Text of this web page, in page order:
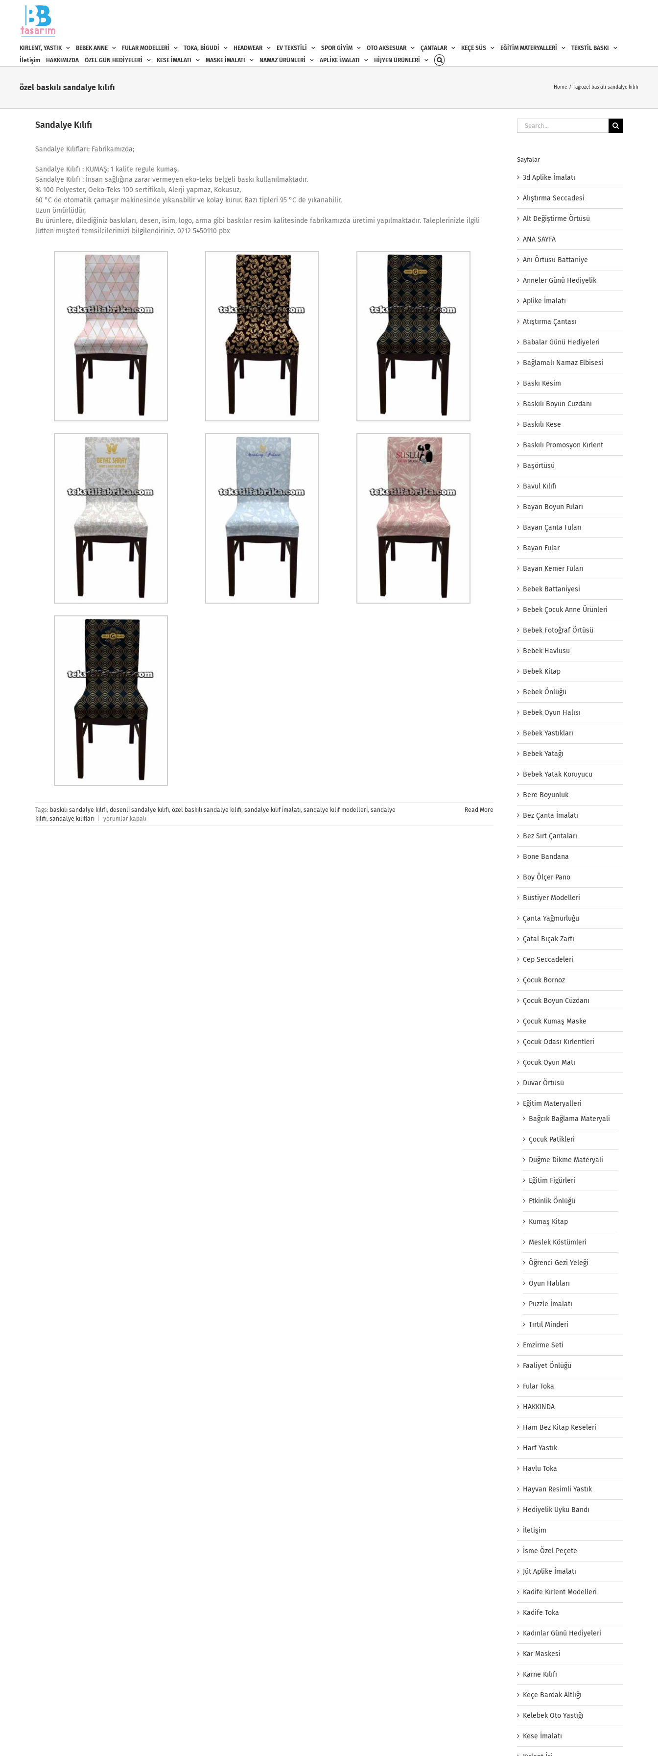
content
KIRLENT, YASTIK BEBEK ANNE FULAR MODELLERİ TOKA, BİGUDİ HEADWEAR EV TEKSTİLİ SPOR GİYİM OTO AKSESUAR ÇANTALAR KEÇE SÜS EĞİTİM MATERYALLERİ
TEKSTİL BASKI
İletişim
HAKKIMIZDA ÖZEL GÜN HEDİYELERİ KESE İMALATI MASKE İMALATI NAMAZ ÜRÜNLERİ APLİKE İMALATI HİJYEN ÜRÜNLERİ
özel baskılı sandalye kılıfı Home Tag:özel baskılı sandalye kılıfı
Sandalye Kılıfı
Sandalye Kılıfları: Fabrikamızda;
Sandalye Kılıfı : KUMAŞ; 1 kalite regule kumaş,
Sandalye Kılıfı : İnsan sağlığına zarar vermeyen eko-teks belgeli baskı kullanılmaktadır.
% 100 Polyester, Oeko-Teks 100 sertifikalı, Alerji yapmaz, Kokusuz,
60 °C de otomatik çamaşır makinesinde yıkanabilir ve kolay kurur. Bazı tipleri 95 °C de yıkanabilir,
Uzun ömürlüdür,
Bu ürünlere, dilediğiniz baskıları, desen, isim, logo, arma gibi baskılar resim kalitesinde fabrikamızda üretimi yapılmaktadır. Taleplerinizle ilgili
lütfen müşteri temsilcilerimizi bilgilendiriniz. 0212 5450110 pbx
Tags: baskılı sandalye kılıfı, desenli sandalye kılıfı, özel baskılı sandalye kılıfı, sandalye kılıf imalatı, sandalye kılıf modelleri, sandalye
kılıfı, sandalye kılıfları
Sandalye
Kılıfı
yorumlar kapalı
Read More
Search
for:
Sayfalar
3d Aplike İmalatı
Alıştırma Seccadesi
Alt Değiştirme Örtüsü
ANA SAYFA
Anı Örtüsü Battaniye
Anneler Günü Hediyelik
Aplike İmalatı
Atıştırma Çantası
Babalar Günü Hediyeleri
Bağlamalı Namaz Elbisesi
Baskı Kesim
Baskılı Boyun Cüzdanı
Baskılı Kese
Baskılı Promosyon Kırlent
Başörtüsü
Bavul Kılıfı
Bayan Boyun Fuları
Bayan Çanta Fuları
Bayan Fular
Bayan Kemer Fuları
Bebek Battaniyesi
Bebek Çocuk Anne Ürünleri
Bebek Fotoğraf Örtüsü
Bebek Havlusu
Bebek Kitap
Bebek Önlüğü
Bebek Oyun Halısı
Bebek Yastıkları
Bebek Yatağı
Bebek Yatak Koruyucu
Bere Boyunluk
Bez Çanta İmalatı
Bez Sırt Çantaları
Bone Bandana
Boy Ölçer Pano
Büstiyer Modelleri
Çanta Yağmurluğu
Çatal Bıçak Zarfı
Cep Seccadeleri
Çocuk Bornoz
Çocuk Boyun Cüzdanı
Çocuk Kumaş Maske
Çocuk Odası Kırlentleri
Çocuk Oyun Matı
Duvar Örtüsü
Eğitim Materyalleri
Bağcık Bağlama Materyali
Çocuk Patikleri
Düğme Dikme Materyali
Eğitim Figürleri
Etkinlik Önlüğü
Kumaş Kitap
Meslek Köstümleri
Öğrenci Gezi Yeleği
Oyun Halıları
Puzzle İmalatı
Tırtıl Minderi
Emzirme Seti
Faaliyet Önlüğü
Fular Toka
HAKKINDA
Ham Bez Kitap Keseleri
Harf Yastık
Havlu Toka
Hayvan Resimli Yastık
Hediyelik Uyku Bandı
İletişim
İsme Özel Peçete
Jüt Aplike İmalatı
Kadife Kırlent Modelleri
Kadife Toka
Kadınlar Günü Hediyeleri
Kar Maskesi
Karne Kılıfı
Keçe Bardak Altlığı
Kelebek Oto Yastığı
Kese İmalatı